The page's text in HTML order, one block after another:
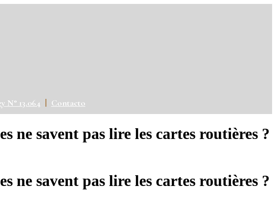
N° 13.064 Contacto
ne savent pas lire les cartes routières ?
ne savent pas lire les cartes routières ?